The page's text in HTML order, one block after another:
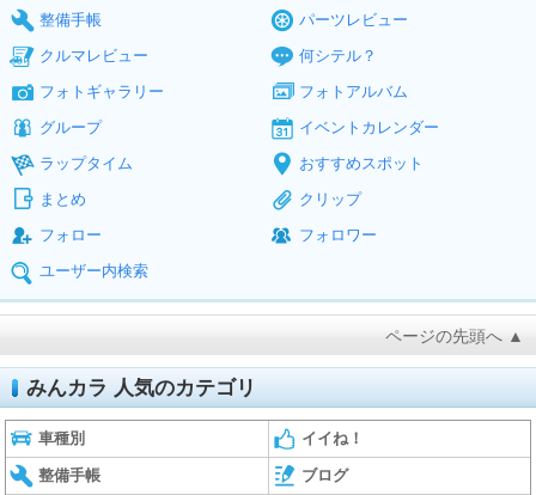
整備手帳
パーツレビュー
クルマレビュー
何シテル？
フォトギャラリー
フォトアルバム
グループ
イベントカレンダー
ラップタイム
おすすめスポット
まとめ
クリップ
フォロー
フォロワー
ユーザー内検索
ページの先頭へ ▲
みんカラ 人気のカテゴリ
車種別 イイね！
整備手帳 ブログ